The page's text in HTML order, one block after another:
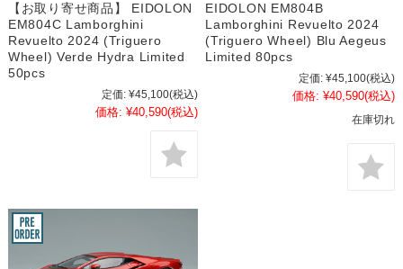
【お取り寄せ商品】 EIDOLON
EM804C Lamborghini
Revuelto 2024 (Triguero
Wheel) Verde Hydra Limited
50pcs
定価: ¥45,100(税込)
価格: ¥40,590(税込)
EIDOLON EM804B
Lamborghini Revuelto 2024
(Triguero Wheel) Blu Aegeus
Limited 80pcs
定価: ¥45,100(税込)
価格: ¥40,590(税込)
在庫切れ